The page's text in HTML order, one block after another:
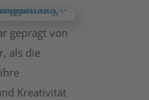
geprägt von
als die
Kreativität